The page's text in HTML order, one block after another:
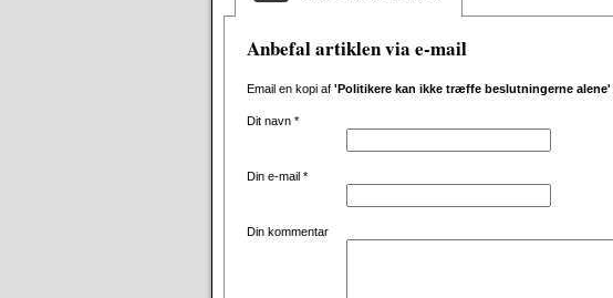
Anbefal artiklen via e-mail
Email en kopi af 'Politikere kan ikke træffe beslutningerne alene'
Dit navn *
Din e-mail *
Din kommentar